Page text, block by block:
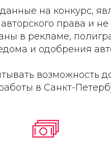
на конкурс,
права и не
в рекламе,
и одобрения
возможность
в Санкт-